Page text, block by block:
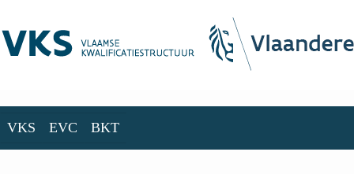
VKS EVC BKT